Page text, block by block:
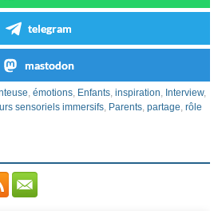
telegram
mastodon
émotions Enfants inspiration Interview,
sensoriels immersifs Parents partage rôle